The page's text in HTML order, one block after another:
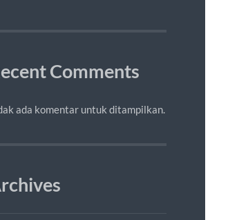
Comments
ada komentar untuk ditampilkan.